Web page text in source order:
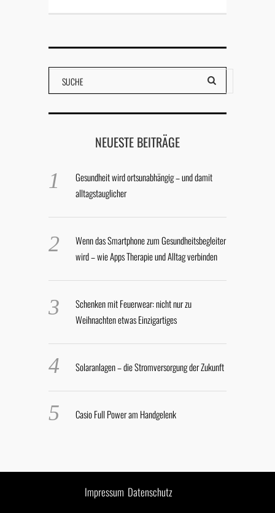
NEUESTE BEITRÄGE
Gesundheit wird ortsunabhängig – und damit
alltagstauglicher
Wenn das Smartphone zum Gesundheitsbegleiter
wird – wie Apps Therapie und Alltag verbinden
Schenken mit Feuerwear: nicht nur zu
Weihnachten etwas Einzigartiges
Solaranlagen – die Stromversorgung der Zukunft
Casio Full Power am Handgelenk
Impressum Datenschutz